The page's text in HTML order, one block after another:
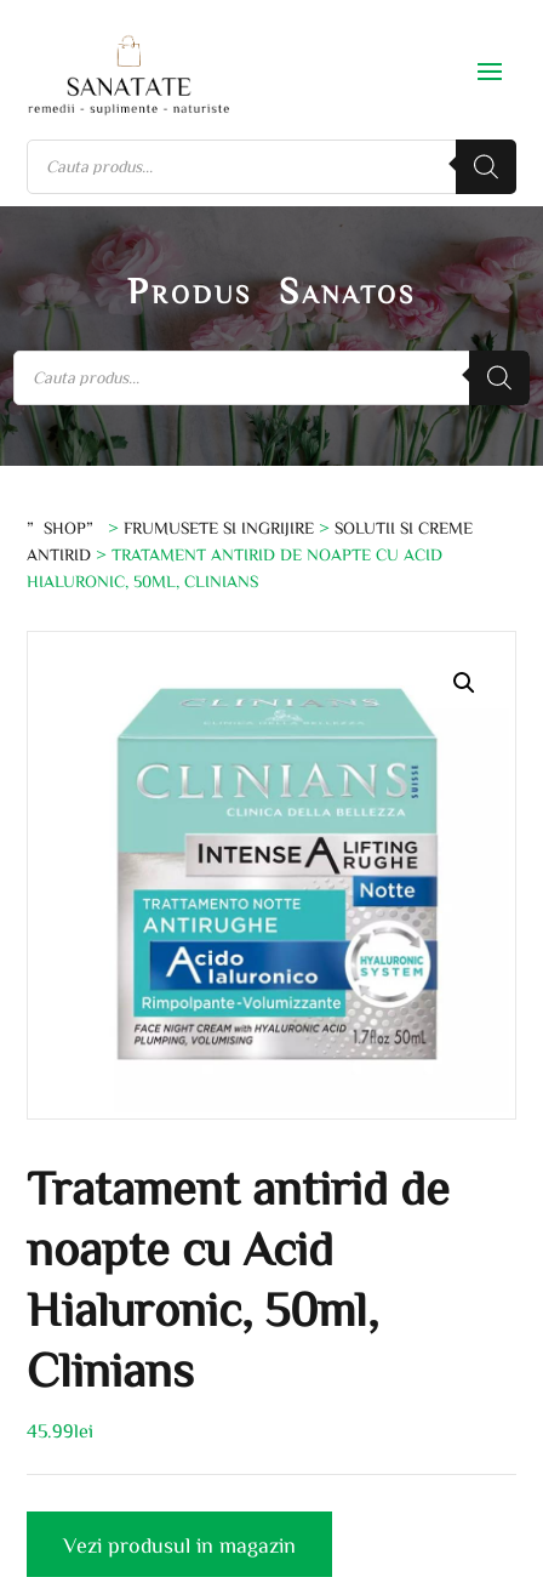
Produs Sanatos
”SHOP” >FRUMUSETE SI INGRIJIRE >SOLUTII SI CREME
ANTIRID > TRATAMENT ANTIRID DE NOAPTE CU ACID
HIALURONIC, 50ML, CLINIANS
Tratament antirid de
noapte cu Acid
Hialuronic, 50ml,
Clinians
45.99lei
Vezi produsul in magazin